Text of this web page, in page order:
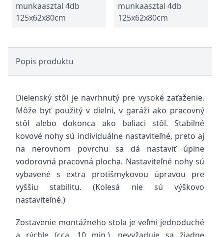
munkaasztal 4db
125x62x80cm
munkaasztal 4db
125x62x80cm
Popis produktu
Dielenský stôl je navrhnutý pre vysoké zaťaženie.
Môže byť použitý v dielni, v garáži ako pracovný
stôl alebo dokonca ako baliaci stôl. Stabilné
kovové nohy sú individuálne nastaviteľné, preto aj
na nerovnom povrchu sa dá nastaviť úplne
vodorovná pracovná plocha. Nastaviteľné nohy sú
vybavené s extra protišmykovou úpravou pre
vyššiu stabilitu. (Kolesá nie sú výškovo
nastaviteľné.)
Zostavenie montážneho stola je veľmi jednoduché